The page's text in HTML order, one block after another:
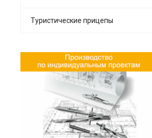
Туристические прицепы